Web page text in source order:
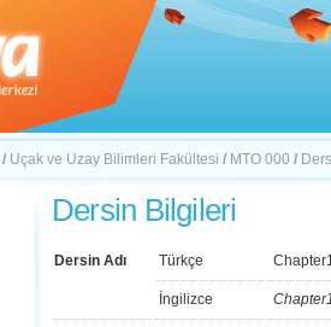
/ Uçak ve Uzay Bilimleri Fakültesi / MTO 000 /
Dersin Bilgileri
Dersin Adı Türkçe
İngilizce